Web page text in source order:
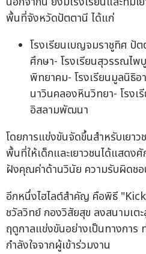
พื้นที่จังหวัดปัตตานี ได้แก่
โรงเรียนเบญจมราชูทิศ ปัต
ศึกษา- โรงเรียนสุวรรณไพ
พิทยาคม- โรงเรียนมูลนิธิอ
นาวินคลองหินวิทยา- โรงเ
อิสลามพัฒนา
โดยการแข่งขันจัดขึ้นสำหรับเยา
พื้นที่ให้เด็กและเยาวชนได้แสด
ฝังคุณค่าด้านวินัย ความรับผิดชอ
อีกหนึ่งไฮไลต์สำคัญ คือพิธี
ชวัลวิทย์ กองวิสัยสุข ลงสนามเต
ฤดูกาลแข่งขันอย่างเป็นทางการ
กำลังใจจากผู้เข้าร่วมงาน